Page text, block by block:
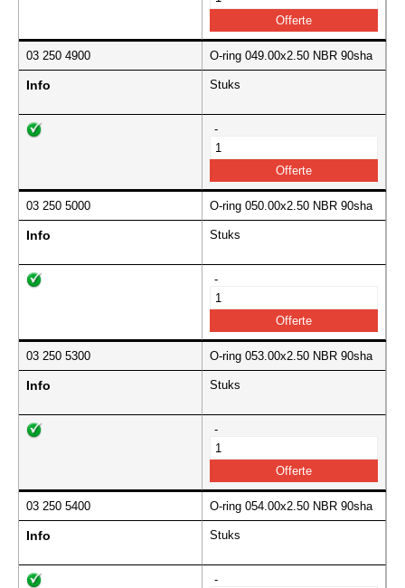
03 250 4900 O-ring 049.00x2.50 NBR 90sha
Info Stuks
-
03 250 5000 O-ring 050.00x2.50 NBR 90sha
Info Stuks
-
03 250 5300 O-ring 053.00x2.50 NBR 90sha
Info Stuks
-
03 250 5400 O-ring 054.00x2.50 NBR 90sha
Info Stuks
-